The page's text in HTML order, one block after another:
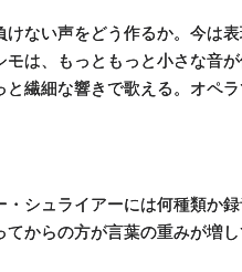
ない声をどう作るか。今は
は、もっともっと小さな音
繊細な響きで歌える。オペ
シュライアーには何種類か
からの方が言葉の重みが増し